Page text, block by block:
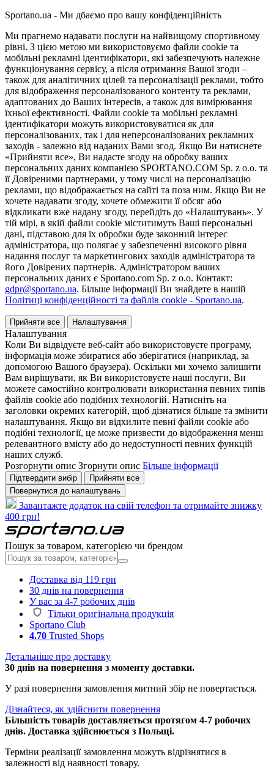
Sportano.ua - Ми дбаємо про вашу конфіденційність
Ми прагнемо надавати послуги на найвищому спортивному
рівні. З цією метою ми використовуємо файли cookie та
мобільні рекламні ідентифікатори, які забезпечують належне
функціонування сервісу, а після отримання Вашої згоди –
також для аналітичних цілей та персоналізації реклами, тобто
для відображення персоналізованого контенту та реклами,
адаптованих до Ваших інтересів, а також для вимірювання
їхньої ефективності. Файли cookie та мобільні рекламні
ідентифікатори можуть використовуватися як для
персоналізованих, так і для неперсоналізованих рекламних
заходів - залежно від наданих Вами згод. Якщо Ви натиснете
«Прийняти все», Ви надасте згоду на обробку ваших
персональних даних компанією SPORTANO.COM Sp. z o.o. та
її Довіреними партнерами, у тому числі на персоналізацію
реклами, що відображається на сайті та поза ним. Якщо Ви не
хочете надавати згоду, хочете обмежити її обсяг або
відкликати вже надану згоду, перейдіть до «Налаштувань». У
тій мірі, в якій файли cookie міститимуть Ваші персональні
дані, підставою для їх обробки буде законний інтерес
адміністратора, що полягає у забезпеченні високого рівня
надання послуг та маркетингових заходів адміністратора та
його Довірених партнерів. Адміністратором ваших
персональних даних є Sportano.com Sp. z o.o. Контакт:
gdpr@sportano.ua. Більше інформації Ви знайдете в нашій
Політиці конфіденційності та файлів cookie - Sportano.ua.
Прийняти все Налаштування
Налаштування
Коли Ви відвідуєте веб-сайт або використовуєте програму,
інформація може збиратися або зберігатися (наприклад, за
допомогою Вашого браузера). Оскільки ми хочемо залишити
Вам вирішувати, як Ви використовуєте наші послуги, Ви
можете самостійно контролювати використання певних типів
файлів cookie або подібних технологій. Натисніть на
заголовки окремих категорій, щоб дізнатися більше та змінити
налаштування. Якщо ви відхилите певні файли cookie або
подібні технології, це може призвести до відображення менш
релевантного вмісту або до недоступності певних функцій
наших служб.
Розгорнути опис Згорнути опис Більше інформації
Підтвердити вибір
Прийняти все
Повернутися до налаштувань
Завантажте додаток на свій телефон та отримайте знижку
400 грн!
Пошук за товаром, категорією чи брендом
Доставка від 119 грн
30 днів на повернення
У вас за 4-7 робочих днів
Тільки оригінальна продукція
Sportano Club
4.70 Trusted Shops
Детальніше про доставку
30 днів на повернення з моменту доставки.
У разі повернення замовлення митний збір не повертається.
Дізнайтеся, як здійснити повернення
Більшість товарів доставляється протягом 4-7 робочих
днів. Доставка здійснюється з Польщі.
Терміни реалізації замовлення можуть відрізнятися в
залежності від наявності товару.